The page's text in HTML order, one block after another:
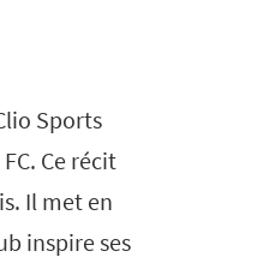
Sports
Ce récit
Il met en
inspire ses